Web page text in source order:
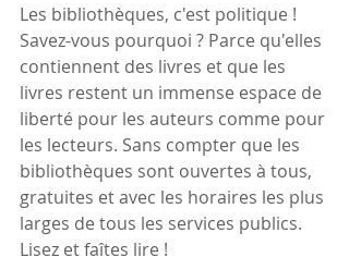
Les bibliothèques, c'est politique !
Savez-vous pourquoi ? Parce qu'elles
contiennent des livres et que les
livres restent un immense espace de
liberté pour les auteurs comme pour
les lecteurs. Sans compter que les
bibliothèques sont ouvertes à tous,
gratuites et avec les horaires les plus
larges de tous les services publics.
Lisez et faîtes lire !